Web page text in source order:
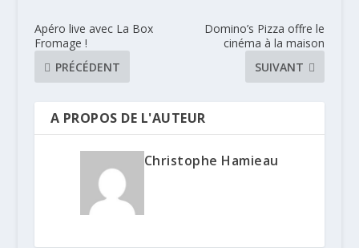
Apéro live avec La Box
Fromage !
PRÉCÉDENT
Domino’s Pizza offre le
cinéma à la maison
SUIVANT
A PROPOS DE L'AUTEUR
Christophe Hamieau